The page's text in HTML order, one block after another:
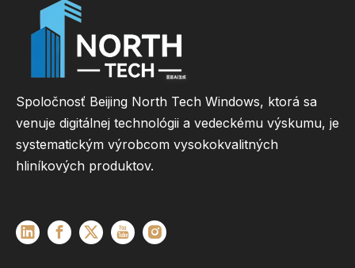
Spoločnosť Beijing North Tech Windows, ktorá sa
venuje digitálnej technológii a vedeckému výskumu, je
systematickým výrobcom vysokokvalitných
hliníkových produktov.